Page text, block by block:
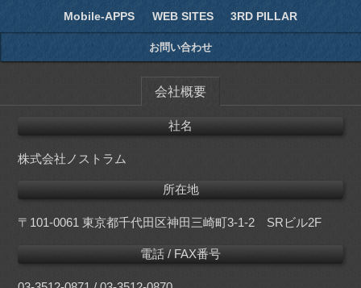
Mobile-APPS WEB SITES 3RD PILLAR
お問い合わせ
会社概要
社名
株式会社ノストラム
所在地
〒101-0061 東京都千代田区神田三崎町3-1-2 SRビル2F
電話 / FAX番号